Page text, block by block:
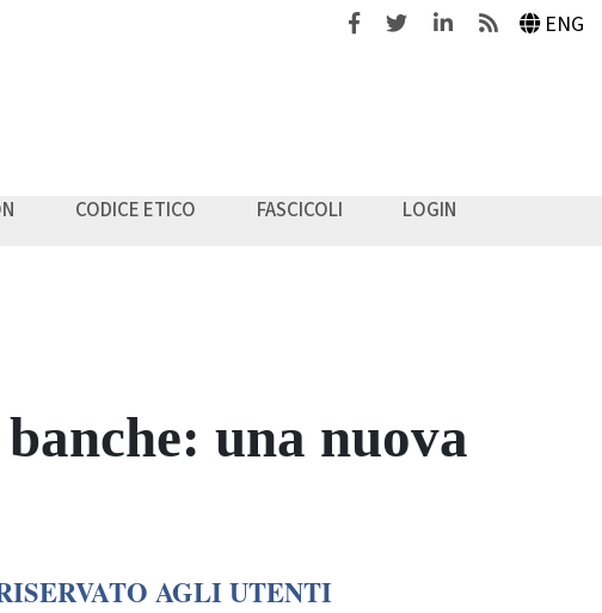
FacebookTwitterLinkedinFeeds ENG
CODICE ETICO FASCICOLI
LOGIN
una nuova
AGLI UTENTI